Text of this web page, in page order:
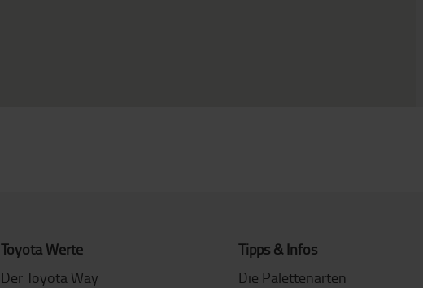
Toyota Werte
Der Toyota Way
Tipps & Infos
Die Palettenarten